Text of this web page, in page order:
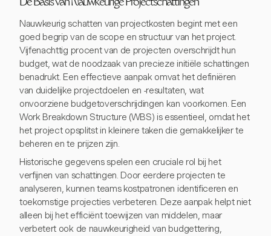
De Basis van Nauwkeurige Projectschattingen
Nauwkeurig schatten van projectkosten begint met een
goed begrip van de scope en structuur van het project.
Vijfenachttig procent van de projecten overschrijdt hun
budget, wat de noodzaak van precieze initiële schattingen
benadrukt. Een effectieve aanpak omvat het definiëren
van duidelijke projectdoelen en -resultaten, wat
onvoorziene budgetoverschrijdingen kan voorkomen. Een
Work Breakdown Structure (WBS) is essentieel, omdat het
het project opsplitst in kleinere taken die gemakkelijker te
beheren en te prijzen zijn.
Historische gegevens spelen een cruciale rol bij het
verfijnen van schattingen. Door eerdere projecten te
analyseren, kunnen teams kostpatronen identificeren en
toekomstige projecties verbeteren. Deze aanpak helpt niet
alleen bij het efficiënt toewijzen van middelen, maar
verbetert ook de nauwkeurigheid van budgettering,